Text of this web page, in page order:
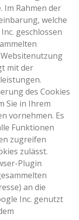
Im Rahmen der
welche
geschlossen
mit der
des Cookies
Sie in Ihrem
vornehmen. Es
Funktionen
zugreifen
zulässt.
Plugin
an die
Inc. genutzt